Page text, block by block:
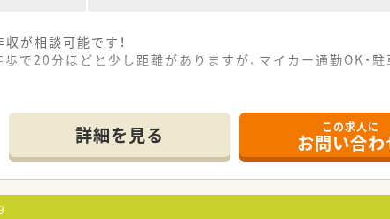
が相談可能です！
で20分ほどと少し距離がありますが、マイカー通勤OK・駐
詳細を見る この求人に
お問い合わ